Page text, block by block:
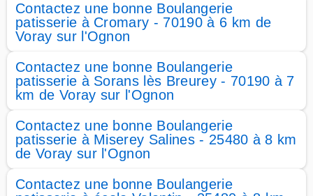
Contactez une bonne Boulangerie
patisserie à Cromary - 70190 à 6 km de
Voray sur l'Ognon
Contactez une bonne Boulangerie
patisserie à Sorans lès Breurey - 70190 à 7
km de Voray sur l'Ognon
Contactez une bonne Boulangerie
patisserie à Miserey Salines - 25480 à 8 km
de Voray sur l'Ognon
Contactez une bonne Boulangerie